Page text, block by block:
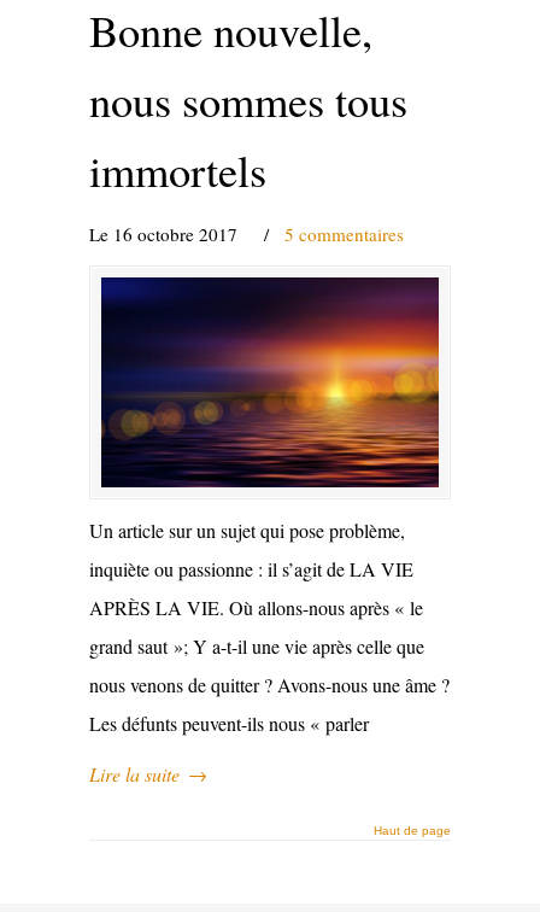
Bonne nouvelle,
nous sommes tous
immortels
Le 16 octobre 2017 / 5 commentaires
Un article sur un sujet qui pose problème,
inquiète ou passionne : il s’agit de LA VIE
APRÈS LA VIE. Où allons-nous après « le
grand saut »; Y a-t-il une vie après celle que
nous venons de quitter ? Avons-nous une âme ?
Les défunts peuvent-ils nous « parler
Lire la suite →
Haut de page